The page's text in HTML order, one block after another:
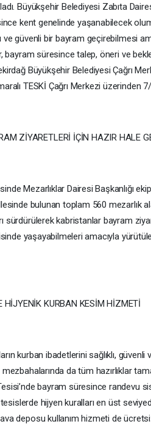
Büyükşehir Belediyesi Zabıta
kent genelinde yaşanabilecek
ve güvenli bir bayram geçirebilmesi
bayram süresince talep, öneri ve
Büyükşehir Belediyesi Çağrı
TESKİ Çağrı Merkezi üzerinden
ZİYARETLERİ İÇİN HAZIR HALE
Mezarlıklar Dairesi Başkanlığı
bulunan toplam 560 mezarlık
sürdürülerek kabristanlar bayram
yaşayabilmeleri amacıyla
HİJYENİK KURBAN KESİM HİZMETİ
kurban ibadetlerini sağlıklı,
da tüm hazırlıklar
bayram süresince randevu
hijyen kuralları en üst
deposu kullanım hizmeti de